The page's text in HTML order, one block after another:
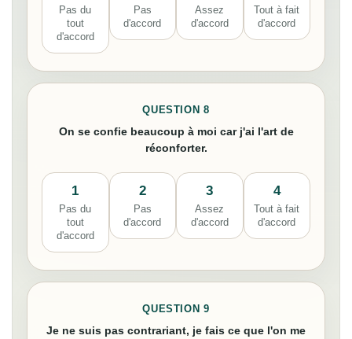
Pas du
tout
d'accord
Pas
d'accord
Assez
d'accord
Tout à fait
d'accord
QUESTION 8
On se confie beaucoup à moi car j'ai l'art de
réconforter.
1
Pas du
tout
d'accord
2
Pas
d'accord
3
Assez
d'accord
4
Tout à fait
d'accord
QUESTION 9
Je ne suis pas contrariant, je fais ce que l'on me